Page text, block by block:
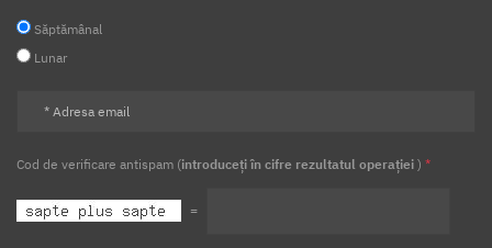
Săptămânal
Lunar
Cod de verificare antispam (introduceți în cifre rezultatul operației ) *
=